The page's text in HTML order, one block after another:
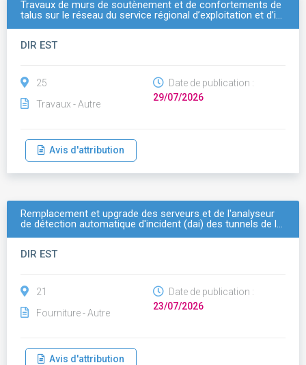
Travaux de murs de soutènement et de confortements de
talus sur le réseau du service régional d’exploitation et d’i…
DIR EST
25
Travaux - Autre
Date de publication :
29/07/2026
Avis d'attribution
Remplacement et upgrade des serveurs et de l'analyseur
de détection automatique d'incident (dai) des tunnels de l…
DIR EST
21
Fourniture - Autre
Date de publication :
23/07/2026
Avis d'attribution